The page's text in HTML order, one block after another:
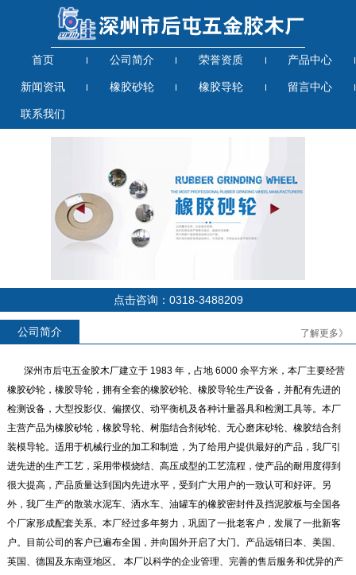
首页 公司简介 荣誉资质 产品中心
新闻资讯 橡胶砂轮 橡胶导轮 留言中心
联系我们
点击咨询：0318-3488209
公司简介 了解更多》
深州市后屯五金胶木厂建立于 1983 年，占地 6000 余平方米，本厂主要经营
橡胶砂轮，橡胶导轮，拥有全套的橡胶砂轮、橡胶导轮生产设备，并配有先进的
检测设备，大型投影仪、偏摆仪、动平衡机及各种计量器具和检测工具等。本厂
主营产品为橡胶砂轮，橡胶导轮、树脂结合剂砂轮、无心磨床砂轮、橡胶结合剂
装模导轮。适用于机械行业的加工和制造，为了给用户提供最好的产品，我厂引
进先进的生产工艺，采用带模烧结、高压成型的工艺流程，使产品的耐用度得到
很大提高，产品质量达到国内先进水平，受到广大用户的一致认可和好评。另
外，我厂生产的散装水泥车、洒水车、油罐车的橡胶密封件及挡泥胶板与全国各
个厂家形成配套关系。本厂经过多年努力，巩固了一批老客户，发展了一批新客
户。目前公司的客户已遍布全国，并向国外开启了大门。产品远销日本、美国、
英国、德国及东南亚地区。 本厂以科学的企业管理、完善的售后服务和优异的产
橡胶砂轮 橡胶砂轮